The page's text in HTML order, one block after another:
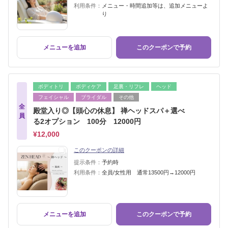
利用条件：
メニュー・時間追加等は、追加メニューよ
り
メニューを追加 このクーポンで予約
全
員
ボディトリ ボディケア 足裏・リフレ
ヘッド
フェイシャル
ブライダル その他
殿堂入り◎【頭心の休息】 禅ヘッドスパ＋選べ
る2オプション 100分 12000円
¥12,000
このクーポンの詳細
提示条件： 予約時
利用条件： 全員/女性用 通常13500円→12000円
メニューを追加 このクーポンで予約